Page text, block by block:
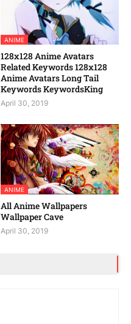
ANIME
128x128 Anime Avatars
Related Keywords 128x128
Anime Avatars Long Tail
Keywords KeywordsKing
April 30, 2019
ANIME
All Anime Wallpapers
Wallpaper Cave
April 30, 2019